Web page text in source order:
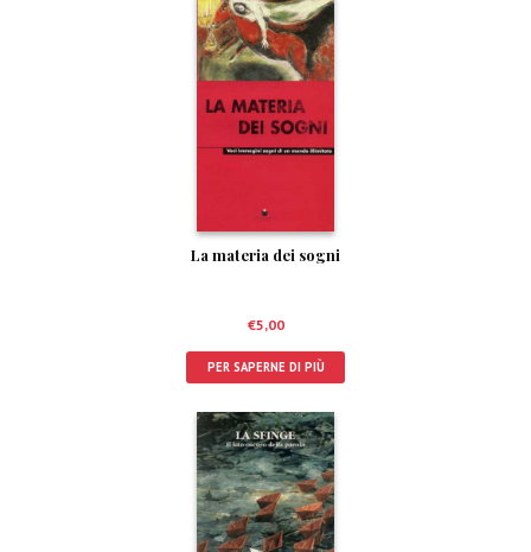
La materia dei sogni
€5,00
PER SAPERNE DI PIÙ